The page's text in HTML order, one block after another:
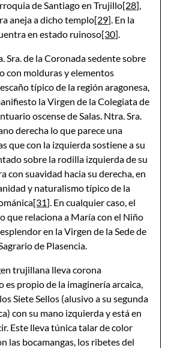
de Santiago en Trujillo[28],
aneja a dicho templo[29]. En la
en estado ruinoso[30].
Sra. de la Coronada sedente sobre
con molduras y elementos
típico de la región aragonesa,
la Virgen de la Colegiata de
oscense de Salas. Ntra. Sra.
derecha lo que parece una
que con la izquierda sostiene a su
sobre la rodilla izquierda de su
con suavidad hacia su derecha, en
y naturalismo típico de la
[31]. En cualquier caso, el
que relaciona a María con el Niño
en la Virgen de la Sede de
de Plasencia.
trujillana lleva corona
es propio de la imaginería arcaica,
Siete Sellos (alusivo a su segunda
con su mano izquierda y está en
Este lleva túnica talar de color
las bocamangas, los ribetes del